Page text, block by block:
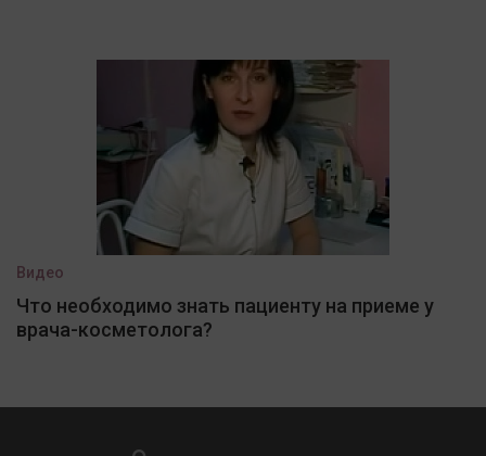
Видео
Что необходимо знать пациенту на приеме у
врача-косметолога?